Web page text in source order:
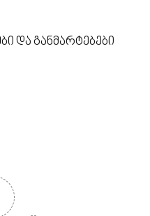
და განმარტებები